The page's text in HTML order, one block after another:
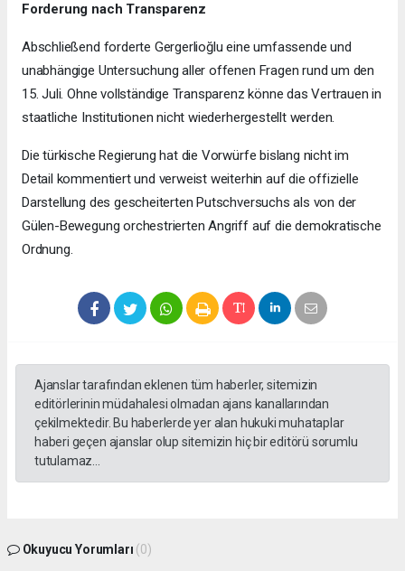
Forderung nach Transparenz
Abschließend forderte Gergerlioğlu eine umfassende und
unabhängige Untersuchung aller offenen Fragen rund um den
15. Juli. Ohne vollständige Transparenz könne das Vertrauen in
staatliche Institutionen nicht wiederhergestellt werden.
Die türkische Regierung hat die Vorwürfe bislang nicht im
Detail kommentiert und verweist weiterhin auf die offizielle
Darstellung des gescheiterten Putschversuchs als von der
Gülen-Bewegung orchestrierten Angriff auf die demokratische
Ordnung.
Ajanslar tarafından eklenen tüm haberler, sitemizin
editörlerinin müdahalesi olmadan ajans kanallarından
çekilmektedir. Bu haberlerde yer alan hukuki muhataplar
haberi geçen ajanslar olup sitemizin hiç bir editörü sorumlu
tutulamaz...
Okuyucu Yorumları (0)